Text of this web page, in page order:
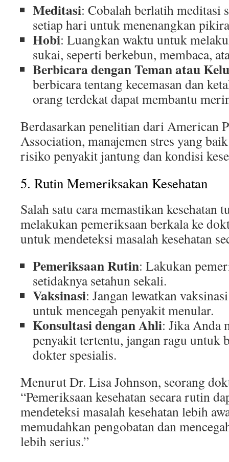
Meditasi: Cobalah berlatih meditasi
setiap hari untuk menenangkan
Hobi: Luangkan waktu untuk
sukai, seperti berkebun, membaca,
Berbicara dengan Teman atau
berbicara tentang kecemasan dan
orang terdekat dapat membantu
Berdasarkan penelitian dari American
Association, manajemen stres yang
risiko penyakit jantung dan kondisi
5. Rutin Memeriksakan Kesehatan
Salah satu cara memastikan kesehatan
melakukan pemeriksaan berkala ke
untuk mendeteksi masalah kesehatan
Pemeriksaan Rutin: Lakukan
setidaknya setahun sekali.
Vaksinasi: Jangan lewatkan
untuk mencegah penyakit menular.
Konsultasi dengan Ahli: Jika Anda
penyakit tertentu, jangan ragu untuk
dokter spesialis.
Menurut Dr. Lisa Johnson, seorang
“Pemeriksaan kesehatan secara rutin
mendeteksi masalah kesehatan lebih
memudahkan pengobatan dan
lebih serius.”